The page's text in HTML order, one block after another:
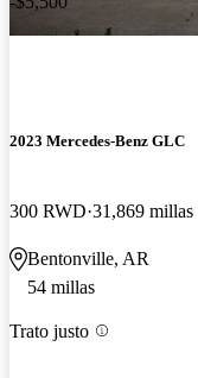
2023 Mercedes-Benz GLC
300 RWD 31,869 millas
Bentonville, AR
54 millas
Trato justo